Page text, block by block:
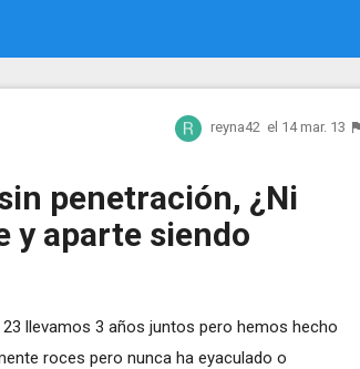
reyna42 el 14 mar. 13
penetración, ¿Ni
y aparte siendo
llevamos 3 años juntos pero hemos hecho
roces pero nunca ha eyaculado o